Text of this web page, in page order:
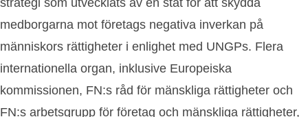
strategi som utvecklats av en stat för att skydda
medborgarna mot företags negativa inverkan på
människors rättigheter i enlighet med UNGPs. Flera
internationella organ, inklusive Europeiska
kommissionen, FN:s råd för mänskliga rättigheter och
FN:s arbetsgrupp för företag och mänskliga rättigheter,